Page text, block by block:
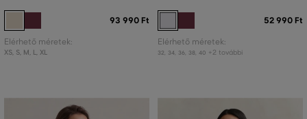
93 990 Ft
Elérhető méretek:
XS, S, M, L, XL
52 990 Ft
Elérhető méretek:
32 34 36 38 40 +2 további